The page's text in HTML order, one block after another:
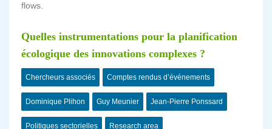
flows.
Quelles instrumentations pour la planification
écologique des innovations complexes ?
Chercheurs associés Comptes rendus d’événements
Dominique Plihon Guy Meunier Jean-Pierre Ponssard
Politiques sectorielles Research area